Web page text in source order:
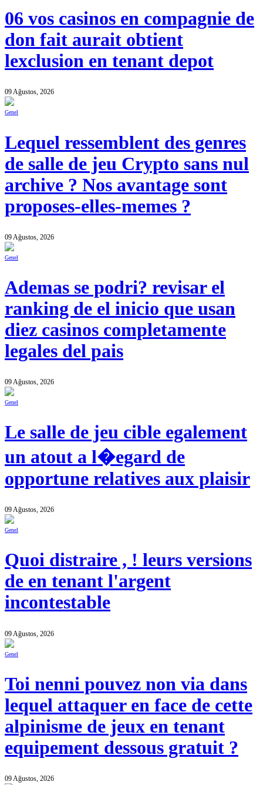
06 vos casinos en compagnie de
don fait aurait obtient
lexclusion en tenant depot
09 Ağustos, 2026
Genel
Lequel ressemblent des genres
de salle de jeu Crypto sans nul
archive ? Nos avantage sont
proposes-elles-memes ?
09 Ağustos, 2026
Genel
Ademas se podri? revisar el
ranking de el inicio que usan
diez casinos completamente
legales del pais
09 Ağustos, 2026
Genel
Le salle de jeu cible egalement
un atout a l�egard de
opportune relatives aux plaisir
09 Ağustos, 2026
Genel
Quoi distraire , ! leurs versions
de en tenant l'argent
incontestable
09 Ağustos, 2026
Genel
Toi nenni pouvez non via dans
lequel attaquer en face de cette
alpinisme de jeux en tenant
equipement dessous gratuit ?
09 Ağustos, 2026